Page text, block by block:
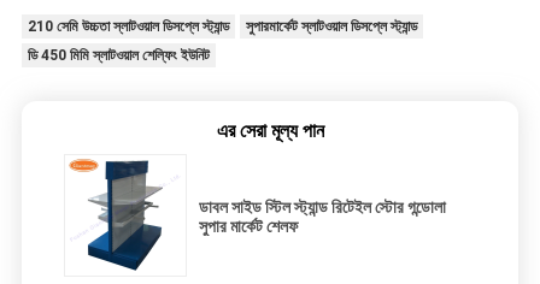
210 সেমি উচ্চতা স্লাটওয়াল ডিসপ্লে স্ট্যান্ড
সুপারমার্কেট স্লাটওয়াল ডিসপ্লে স্ট্যান্ড
ডি 450 মিমি স্লাটওয়াল শেল্ফিং ইউনিট
এর সেরা মূল্য পান
ডাবল সাইড স্টিল স্ট্যান্ড রিটেইল স্টোর গন্ডোলা
সুপার মার্কেট শেলফ